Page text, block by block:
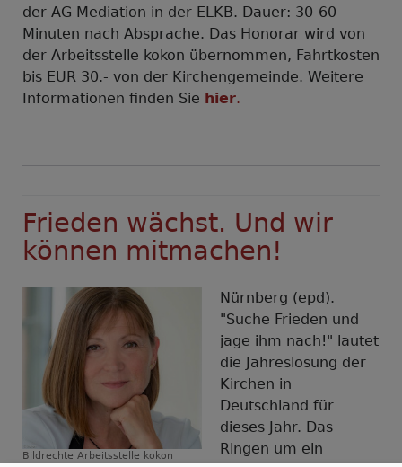
der AG Mediation in der ELKB. Dauer: 30-60
Minuten nach Absprache. Das Honorar wird von
der Arbeitsstelle kokon übernommen, Fahrtkosten
bis EUR 30.- von der Kirchengemeinde. Weitere
Informationen finden Sie hier.
Frieden wächst. Und wir
können mitmachen!
Bildrechte Arbeitsstelle kokon
Nürnberg (epd).
"Suche Frieden und
jage ihm nach!" lautet
die Jahreslosung der
Kirchen in
Deutschland für
dieses Jahr. Das
Ringen um ein